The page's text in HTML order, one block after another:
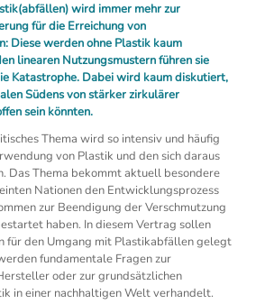
wird immer mehr zur
für die Erreichung von
Diese werden ohne Plastik kaum
linearen Nutzungsmustern führen sie
Katastrophe. Dabei wird kaum diskutiert,
Südens von stärker zirkulärer
sein könnten.
Thema wird so intensiv und häufig
von Plastik und den sich daraus
Das Thema bekommt aktuell besondere
Nationen den Entwicklungsprozess
zur Beendigung der Verschmutzung
haben. In diesem Vertrag sollen
für den Umgang mit Plastikabfällen gelegt
fundamentale Fragen zur
oder zur grundsätzlichen
in einer nachhaltigen Welt verhandelt.